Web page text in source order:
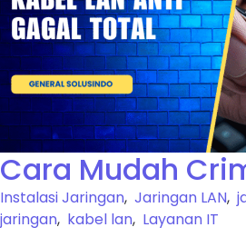
Cara Mudah
Instalasi Jaringan, Jaringan LAN,
jaringan, kabel lan, Layanan IT